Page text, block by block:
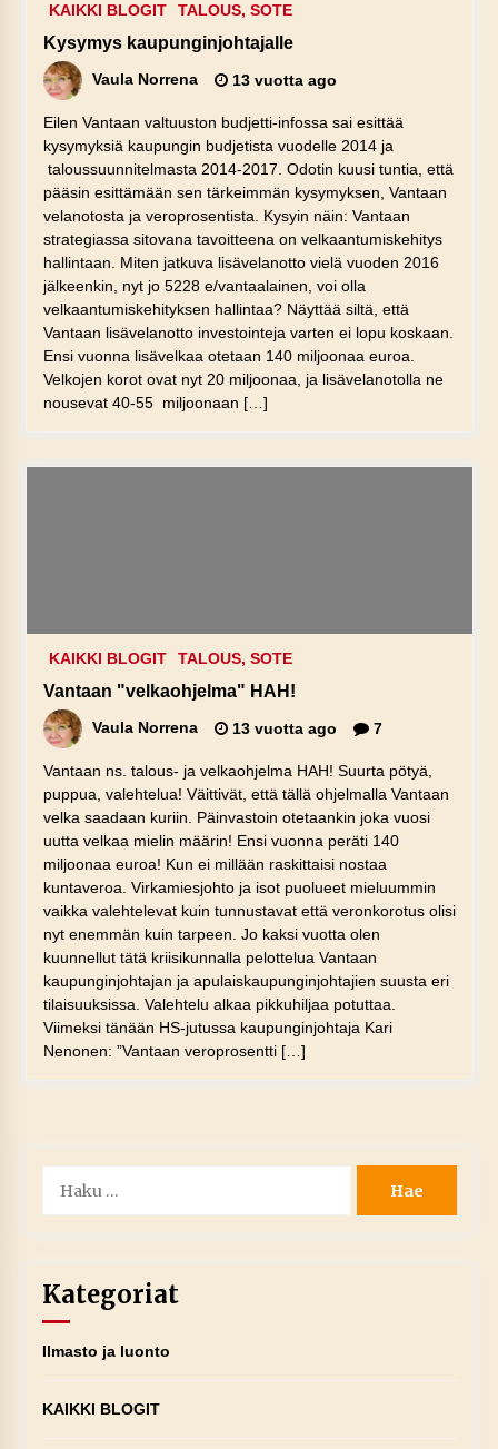
KAIKKI BLOGIT TALOUS, SOTE
Kysymys kaupunginjohtajalle
Vaula Norrena 13 vuotta ago
Eilen Vantaan valtuuston budjetti-infossa sai esittää
kysymyksiä kaupungin budjetista vuodelle 2014 ja
taloussuunnitelmasta 2014-2017. Odotin kuusi tuntia, että
pääsin esittämään sen tärkeimmän kysymyksen, Vantaan
velanotosta ja veroprosentista. Kysyin näin: Vantaan
strategiassa sitovana tavoitteena on velkaantumiskehitys
hallintaan. Miten jatkuva lisävelanotto vielä vuoden 2016
jälkeenkin, nyt jo 5228 e/vantaalainen, voi olla
velkaantumiskehityksen hallintaa? Näyttää siltä, että
Vantaan lisävelanotto investointeja varten ei lopu koskaan.
Ensi vuonna lisävelkaa otetaan 140 miljoonaa euroa.
Velkojen korot ovat nyt 20 miljoonaa, ja lisävelanotolla ne
nousevat 40-55 miljoonaan […]
KAIKKI BLOGIT TALOUS, SOTE
Vantaan "velkaohjelma" HAH!
Vaula Norrena 13 vuotta ago 7
Vantaan ns. talous- ja velkaohjelma HAH! Suurta pötyä,
puppua, valehtelua! Väittivät, että tällä ohjelmalla Vantaan
velka saadaan kuriin. Päinvastoin otetaankin joka vuosi
uutta velkaa mielin määrin! Ensi vuonna peräti 140
miljoonaa euroa! Kun ei millään raskittaisi nostaa
kuntaveroa. Virkamiesjohto ja isot puolueet mieluummin
vaikka valehtelevat kuin tunnustavat että veronkorotus olisi
nyt enemmän kuin tarpeen. Jo kaksi vuotta olen
kuunnellut tätä kriisikunnalla pelottelua Vantaan
kaupunginjohtajan ja apulaiskaupunginjohtajien suusta eri
tilaisuuksissa. Valehtelu alkaa pikkuhiljaa potuttaa.
Viimeksi tänään HS-jutussa kaupunginjohtaja Kari
Nenonen: ”Vantaan veroprosentti […]
Kategoriat
Ilmasto ja luonto
KAIKKI BLOGIT